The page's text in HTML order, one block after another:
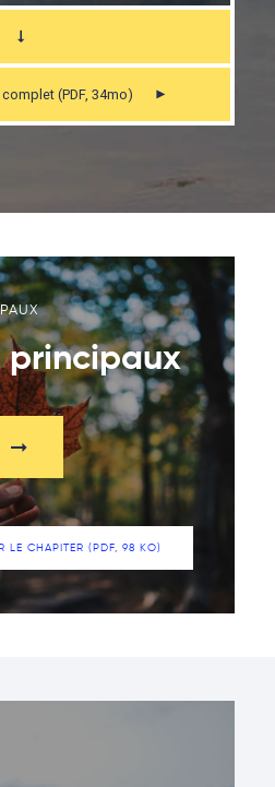
(PDF, 34mo)
principaux
LE CHAPITER (PDF, 98 KO)